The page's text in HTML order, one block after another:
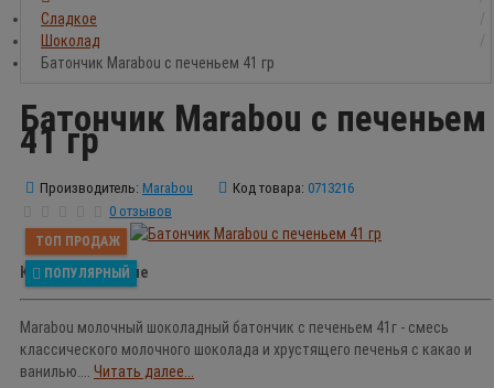
Сладкое
Шоколад
Батончик Marabou с печеньем 41 гр
Батончик Marabou с печеньем
41 гр
Производитель: Marabou Код товара: 0713216
0 отзывов
ТОП ПРОДАЖ
ПОПУЛЯРНЫЙ
Краткое описание
Marabou молочный шоколадный батончик с печеньем 41г - смесь
классического молочного шоколада и хрустящего печенья с какао и
ванилью.... Читать далее...